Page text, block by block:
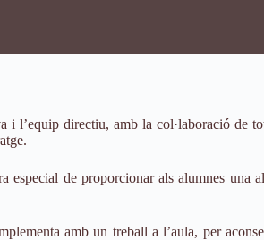
l’equip directiu, amb la col·laboració de
de proporcionar als alumnes una
amb un treball a l’aula, per